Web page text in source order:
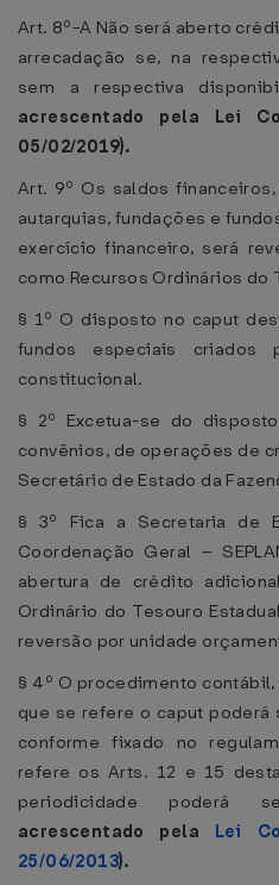
Art. 8º-A Não será aberto
arrecadação se, na
sem a respectiva
acrescentado pela Lei
05/02/2019).
Art. 9º Os saldos
autarquias, fundações e
exercício financeiro, será
como Recursos Ordinários do
§ 1º O disposto no caput
fundos especiais
constitucional.
§ 2º Excetua-se do
convênios, de operações de
Secretário de Estado da
§ 3º Fica a Secretaria de
Coordenação Geral –
abertura de crédito
Ordinário do Tesouro
reversão por unidade
§ 4º O procedimento
que se refere o caput
conforme fixado no
refere os Arts. 12 e 15
periodicidade poderá
acrescentado pela Lei
25/06/2013).